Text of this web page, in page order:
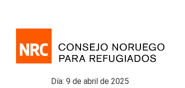
Día: 9 de abril de 2025